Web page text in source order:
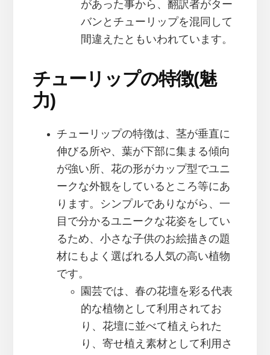
があった事から、翻訳者がター
バンとチューリップを混同して
間違えたともいわれています。
チューリップの特徴(魅
力)
チューリップの特徴は、茎が垂直に
伸びる所や、葉が下部に集まる傾向
が強い所、花の形がカップ型でユニ
ークな外観をしているところ等にあ
ります。シンプルでありながら、一
目で分かるユニークな花姿をしてい
るため、小さな子供のお絵描きの題
材にもよく選ばれる人気の高い植物
です。
園芸では、春の花壇を彩る代表
的な植物として利用されてお
り、花壇に並べて植えられた
り、寄せ植え素材として利用さ